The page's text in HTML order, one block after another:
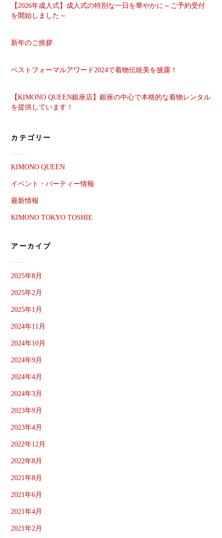
【2026年成人式】成人式の特別な一日を華やかに～ご予約受付
を開始しました～
新年のご挨拶
ベストフォーマルアワード2024で着物伝統美を披露！
【KIMONO QUEEN銀座店】銀座の中心で本格的な着物レンタル
を提供しています！
カテゴリー
KIMONO QUEEN
イベント・パーティー情報
最新情報
KIMONO TOKYO TOSHIE
アーカイブ
2025年8月
2025年2月
2025年1月
2024年11月
2024年10月
2024年9月
2024年4月
2024年3月
2023年9月
2023年4月
2022年12月
2022年8月
2021年8月
2021年6月
2021年4月
2021年2月